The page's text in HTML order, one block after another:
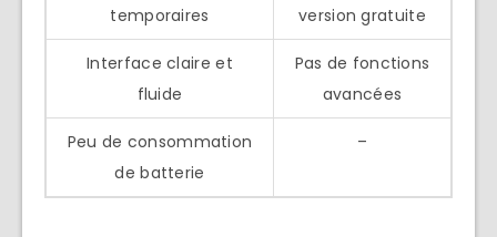
temporaires
version gratuite
Interface claire et
fluide
Pas de fonctions
avancées
Peu de consommation
de batterie
–